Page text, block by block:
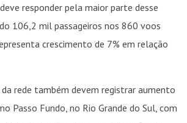
responder pela maior parte desse
106,2 mil passageiros nos 860 voos
crescimento de 7% em relação
rede também devem registrar aumento
Passo Fundo, no Rio Grande do Sul, com